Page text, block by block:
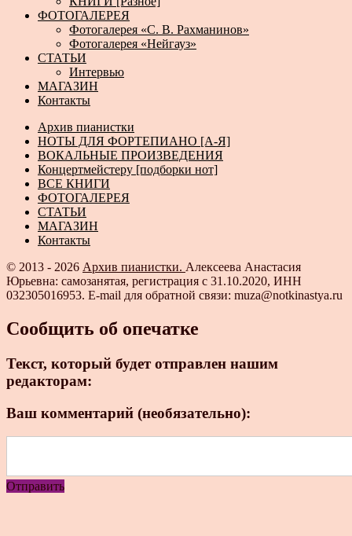
ФОТОГАЛЕРЕЯ
Фотогалерея «С. В. Рахманинов»
Фотогалерея «Нейгауз»
СТАТЬИ
Интервью
МАГАЗИН
Контакты
Архив пианистки
НОТЫ ДЛЯ ФОРТЕПИАНО [А-Я]
ВОКАЛЬНЫЕ ПРОИЗВЕДЕНИЯ
Концертмейстеру [подборки нот]
ВСЕ КНИГИ
ФОТОГАЛЕРЕЯ
СТАТЬИ
МАГАЗИН
Контакты
© 2013 - 2026 Архив пианистки. Алексеева Анастасия
Юрьевна: самозанятая, регистрация с 31.10.2020, ИНН
032305016953. E-mail для обратной связи: muza@notkinastya.ru
Сообщить об опечатке
Текст, который будет отправлен нашим
редакторам:
Ваш комментарий (необязательно):
Отправить